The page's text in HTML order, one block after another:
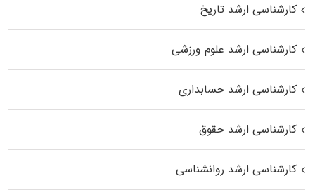
کارشناسی ارشد تاریخ
کارشناسی ارشد علوم ورزشی
کارشناسی ارشد حسابداری
کارشناسی ارشد حقوق
کارشناسی ارشد روانشناسی